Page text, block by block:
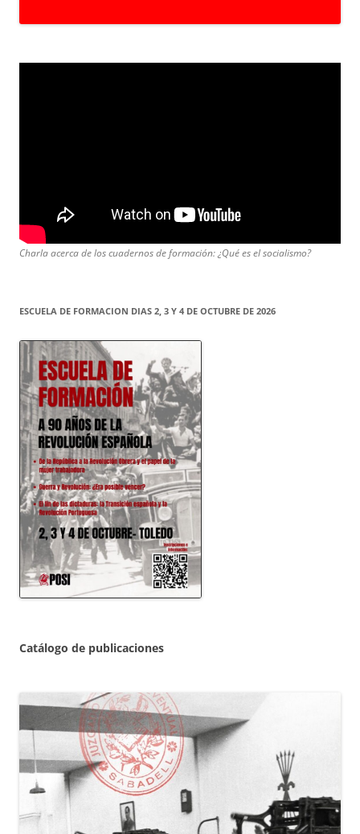
Charla acerca de los cuadernos de formación: ¿Qué es el socialismo?
ESCUELA DE FORMACION DIAS 2, 3 Y 4 DE OCTUBRE DE 2026
Catálogo de publicaciones